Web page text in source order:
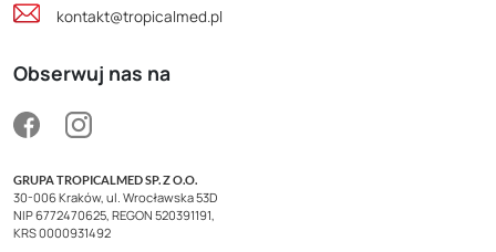
kontakt@tropicalmed.pl
Obserwuj nas na
GRUPA TROPICALMED SP. Z O.O.
30-006 Kraków, ul. Wrocławska 53D
NIP 6772470625, REGON 520391191,
KRS 0000931492